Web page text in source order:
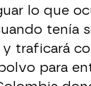
lo que
tenía
traficará
para